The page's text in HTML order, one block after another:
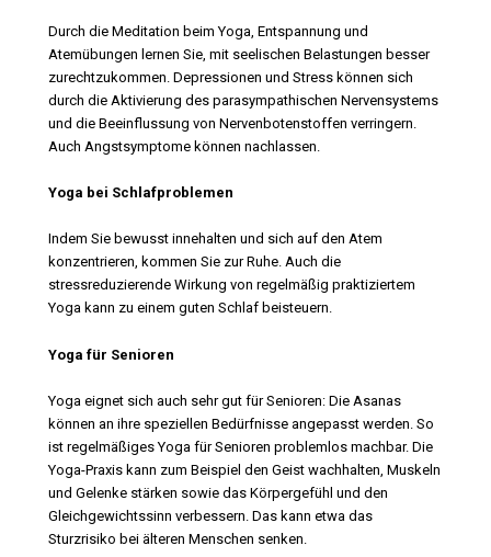
Durch die Meditation beim Yoga, Entspannung und
Atemübungen lernen Sie, mit seelischen Belastungen besser
zurechtzukommen. Depressionen und Stress können sich
durch die Aktivierung des parasympathischen Nervensystems
und die Beeinflussung von Nervenbotenstoffen verringern.
Auch Angstsymptome können nachlassen.
Yoga bei Schlafproblemen
Indem Sie bewusst innehalten und sich auf den Atem
konzentrieren, kommen Sie zur Ruhe. Auch die
stressreduzierende Wirkung von regelmäßig praktiziertem
Yoga kann zu einem guten Schlaf beisteuern.
Yoga für Senioren
Yoga eignet sich auch sehr gut für Senioren: Die Asanas
können an ihre speziellen Bedürfnisse angepasst werden. So
ist regelmäßiges Yoga für Senioren problemlos machbar. Die
Yoga-Praxis kann zum Beispiel den Geist wachhalten, Muskeln
und Gelenke stärken sowie das Körpergefühl und den
Gleichgewichtssinn verbessern. Das kann etwa das
Sturzrisiko bei älteren Menschen senken.